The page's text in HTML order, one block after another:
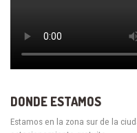
DONDE ESTAMOS
Estamos en la zona sur de la